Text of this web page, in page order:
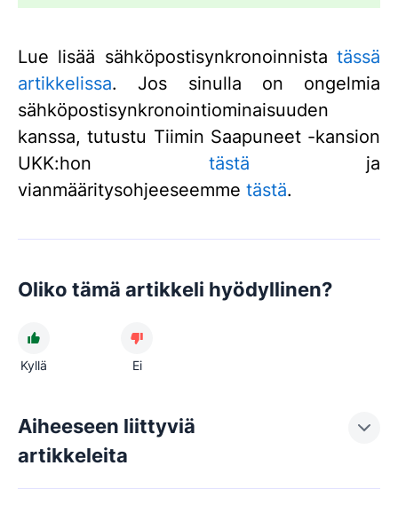
Lue lisää sähköpostisynkronoinnista tässä
artikkelissa. Jos sinulla on ongelmia
sähköpostisynkronointiominaisuuden
kanssa, tutustu Tiimin Saapuneet -kansion
UKK:hon tästä ja
vianmääritysohjeeseemme tästä.
Oliko tämä artikkeli hyödyllinen?
Kyllä Ei
Aiheeseen liittyviä
artikkeleita